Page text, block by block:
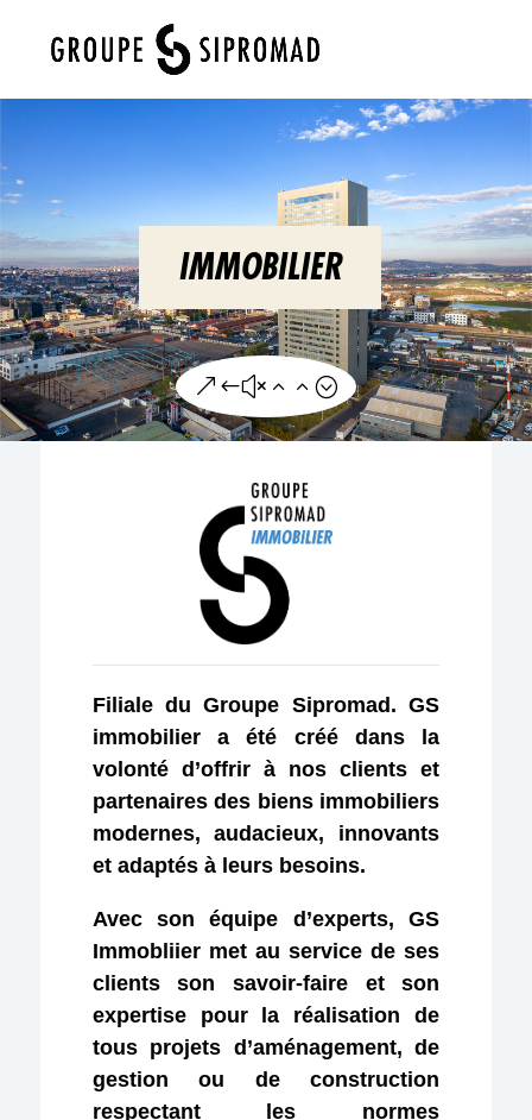
IMMOBILIER
&#x22;
Filiale du Groupe Sipromad. GS
immobilier a été créé dans la
volonté d’offrir à nos clients et
partenaires des biens immobiliers
modernes, audacieux, innovants
et adaptés à leurs besoins.
Avec son équipe d’experts, GS
Immobliier met au service de ses
clients son savoir-faire et son
expertise pour la réalisation de
tous projets d’aménagement, de
gestion ou de construction
respectant les normes